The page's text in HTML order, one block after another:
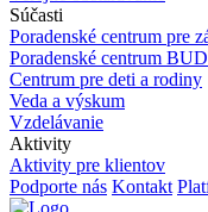
Súčasti
Poradenské centrum pre
Poradenské centrum
Centrum pre deti a rodiny
Veda a výskum
Vzdelávanie
Aktivity
Aktivity pre klientov
Podporte nás Kontakt